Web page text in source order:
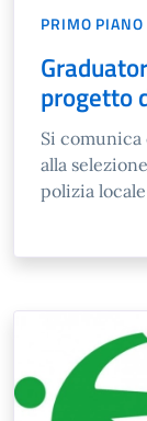
PRIMO PIANO
progetto
Si
alla
polizia locale